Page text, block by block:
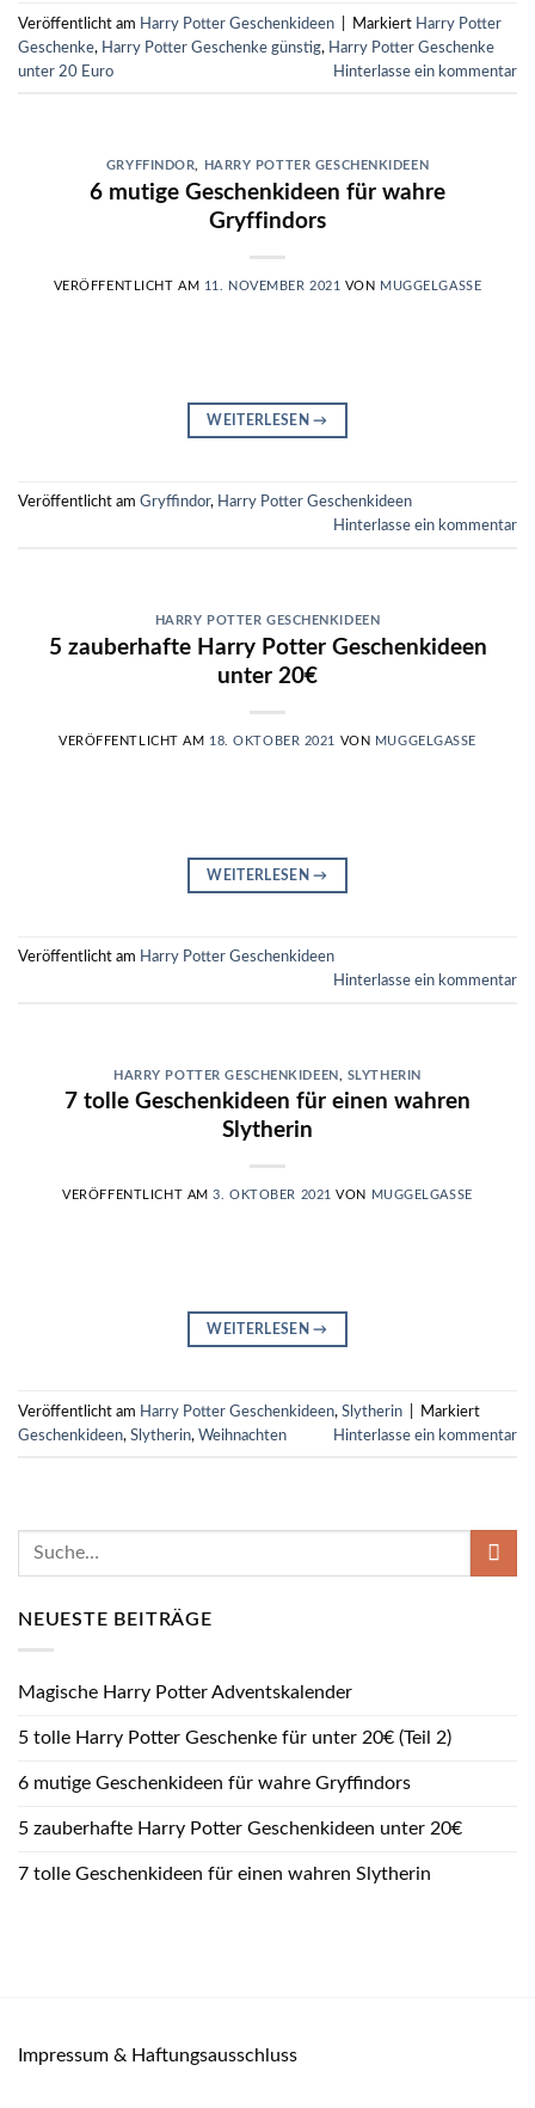
Veröffentlicht am Harry Potter Geschenkideen Markiert Harry Potter
Geschenke, Harry Potter Geschenke günstig, Harry Potter Geschenke
unter 20 Euro
Hinterlasse ein kommentar
GRYFFINDOR, HARRY POTTER GESCHENKIDEEN
6 mutige Geschenkideen für wahre
Gryffindors
VERÖFFENTLICHT AM 11. NOVEMBER 2021 VON MUGGELGASSE
WEITERLESEN→
Veröffentlicht am Gryffindor, Harry Potter Geschenkideen
Hinterlasse ein kommentar
HARRY POTTER GESCHENKIDEEN
5 zauberhafte Harry Potter Geschenkideen
unter 20€
VERÖFFENTLICHT AM 18. OKTOBER 2021 VON MUGGELGASSE
WEITERLESEN→
Veröffentlicht am Harry Potter Geschenkideen
Hinterlasse ein kommentar
HARRY POTTER GESCHENKIDEEN SLYTHERIN
7 tolle Geschenkideen für einen wahren
Slytherin
VERÖFFENTLICHT AM3. OKTOBER 2021 VON MUGGELGASSE
WEITERLESEN→
Veröffentlicht am Harry Potter Geschenkideen, Slytherin
Markiert
Geschenkideen, Slytherin, Weihnachten Hinterlasse ein kommentar
NEUESTE BEITRÄGE
Magische Harry Potter Adventskalender
5 tolle Harry Potter Geschenke für unter 20€ (Teil 2)
6 mutige Geschenkideen für wahre Gryffindors
5 zauberhafte Harry Potter Geschenkideen unter 20€
7 tolle Geschenkideen für einen wahren Slytherin
Impressum & Haftungsausschluss